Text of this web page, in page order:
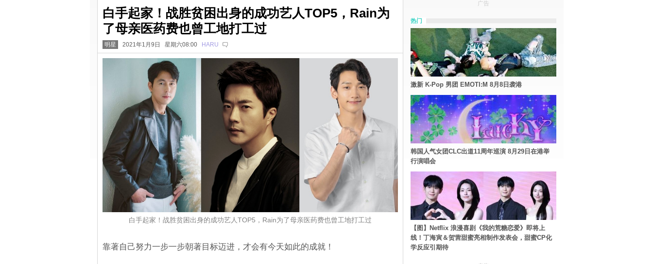
白手起家！战胜贫困出身的成功艺人TOP5，Rain为
了母亲医药费也曾工地打工过
明星 2021年1月9日 星期六08:00 HARU
白手起家！战胜贫困出身的成功艺人TOP5，Rain为了母亲医药费也曾工地打工过
靠著自己努力一步一步朝著目标迈进，才会有今天如此的成就！
广告
热门
激新 K-Pop 男团 EMOTI:M 8月8日袭港
韩国人气女团CLC出道11周年巡演 8月29日在港举
行演唱会
【图】Netflix 浪漫喜剧《我的荒糖恋爱》即将上
线！丁海寅＆贺营甜蜜亮相制作发表会，甜蜜CP化
学反应引期待